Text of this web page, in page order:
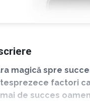
magică spre
factori
de succes